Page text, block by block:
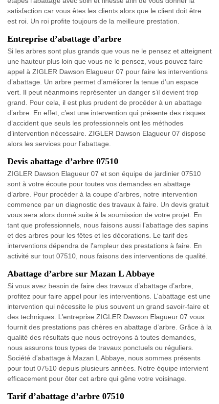
satisfaction car vous êtes les clients alors que le client doit être
est roi. Un roi profite toujours de la meilleure prestation.
Entreprise d’abattage d’arbre
Si les arbres sont plus grands que vous ne le pensez et atteignent
une hauteur plus loin que vous ne le pensez, vous pouvez faire
appel à ZIGLER Dawson Elagueur 07 pour faire les interventions
d’abattage. Un arbre permet d’améliorer la tenue d’un espace
vert. Il peut néanmoins représenter un danger s’il devient trop
grand. Pour cela, il est plus prudent de procéder à un abattage
d’arbre. En effet, c’est une intervention qui présente des risques
d’accident que seuls les professionnels ont les méthodes
d’intervention nécessaire. ZIGLER Dawson Elagueur 07 dispose
alors les services pour l’abattage.
Devis abattage d’arbre 07510
ZIGLER Dawson Elagueur 07 et son équipe de jardinier 07510
sont à votre écoute pour toutes vos demandes en abattage
d’arbre. Pour procéder à la coupe d'arbres, notre intervention
commence par un diagnostic des travaux à faire. Un devis gratuit
vous sera alors donné suite à la soumission de votre projet. En
tant que professionnels, nous faisons aussi l’abattage des sapins
et des arbres pour les fêtes et les décorations. Le tarif des
interventions dépendra de l’ampleur des prestations à faire. En
activité sur tout 07510, nous faisons des interventions de qualité.
Abattage d’arbre sur Mazan L Abbaye
Si vous avez besoin de faire des travaux d’abattage d’arbre,
profitez pour faire appel pour les interventions. L’abattage est une
intervention qui nécessite le plus souvent un grand savoir-faire et
des techniques. L’entreprise ZIGLER Dawson Elagueur 07 vous
fournit des prestations pas chères en abattage d’arbre. Grâce à la
qualité des résultats que nous octroyons à toutes demandes,
nous assurons tous types de travaux ponctuels ou réguliers.
Société d’abattage à Mazan L Abbaye, nous sommes présents
pour tout 07510 depuis plusieurs années. Notre équipe intervient
efficacement pour ôter cet arbre qui gêne votre voisinage.
Tarif d’abattage d’arbre 07510